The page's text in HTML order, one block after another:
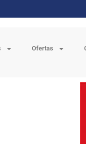
Ofertas